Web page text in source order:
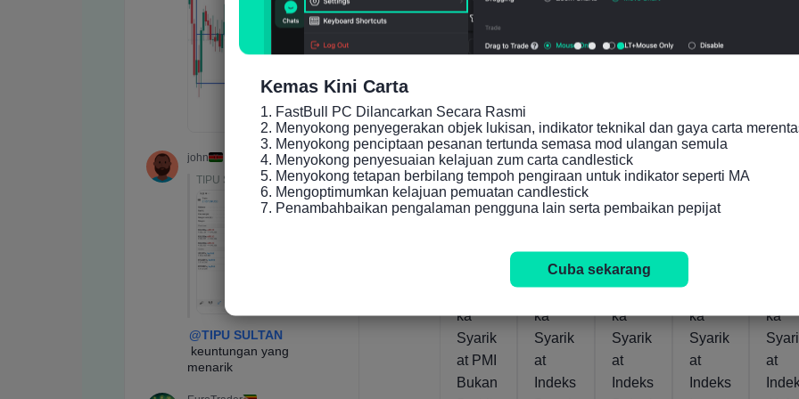
Sbnr
45.1 Ogos
as
sim)
(Jul)
Sbnr
53.6 Jul
54.6 Ogos
Bermu
53.8
ka
Syarik
at PMI
Bukan
ka
Syarik
at
Indeks
ka
Syarik
at
Indeks
ka
Syarik
at
Indeks
ka
at
Kemas Kini Carta
1. FastBull PC Dilancarkan Secara Rasmi
2. Menyokong penyegerakan objek lukisan, indikator teknikal dan gaya carta
3. Menyokong penciptaan pesanan tertunda semasa mod ulangan semula
4. Menyokong penyesuaian kelajuan zum carta candlestick
5. Menyokong tetapan berbilang tempoh pengiraan untuk indikator seperti MA
6. Mengoptimumkan kelajuan pemuatan candlestick
7. Penambahbaikan pengalaman pengguna lain serta pembaikan pepijat
Cuba sekarang